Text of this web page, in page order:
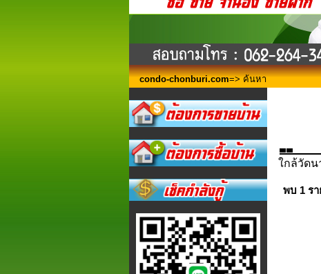
condo-chonburi.com=> ค้นหา
ใกล้วัดน
พบ 1 รา